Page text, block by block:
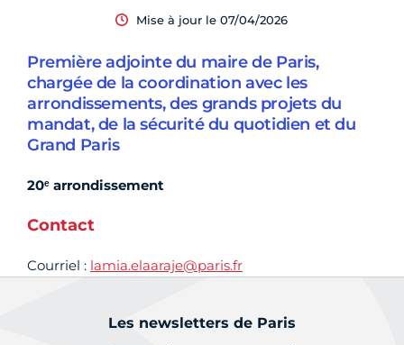
Mise à jour le 07/04/2026
Première adjointe du maire de Paris,
chargée de la coordination avec les
arrondissements, des grands projets du
mandat, de la sécurité du quotidien et du
Grand Paris
20ᵉ arrondissement
Contact
Courriel : lamia.elaaraje@paris.fr
Les newsletters de Paris